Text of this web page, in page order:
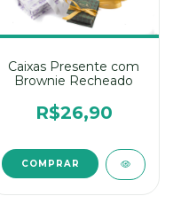
Caixas Presente com
Brownie Recheado
R$26,90
COMPRAR